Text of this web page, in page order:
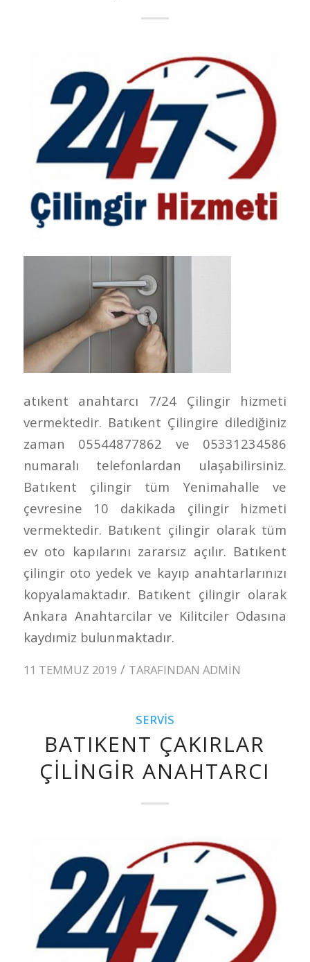
atıkent anahtarcı 7/24 Çilingir hizmeti
vermektedir. Batıkent Çilingire dilediğiniz
zaman 05544877862 ve 05331234586
numaralı telefonlardan ulaşabilirsiniz.
Batıkent çilingir tüm Yenimahalle ve
çevresine 10 dakikada çilingir hizmeti
vermektedir. Batıkent çilingir olarak tüm
ev oto kapılarını zararsız açılır. Batıkent
çilingir oto yedek ve kayıp anahtarlarınızı
kopyalamaktadır. Batıkent çilingir olarak
Ankara Anahtarcilar ve Kilitciler Odasına
kaydımiz bulunmaktadır.
11 TEMMUZ 2019 / TARAFINDAN ADMIN
SERVIS
BATIKENT ÇAKIRLAR
ÇILINGIR ANAHTARCI